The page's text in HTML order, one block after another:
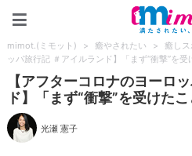
mimot.(ミモット) > 癒やされたい > 癒しス
ッパ旅行記 ＃アイルランド】「まず“衝撃”を受
【アフターコロナのヨーロ
ド】「まず“衝撃”を受けた
光瀬 憲子